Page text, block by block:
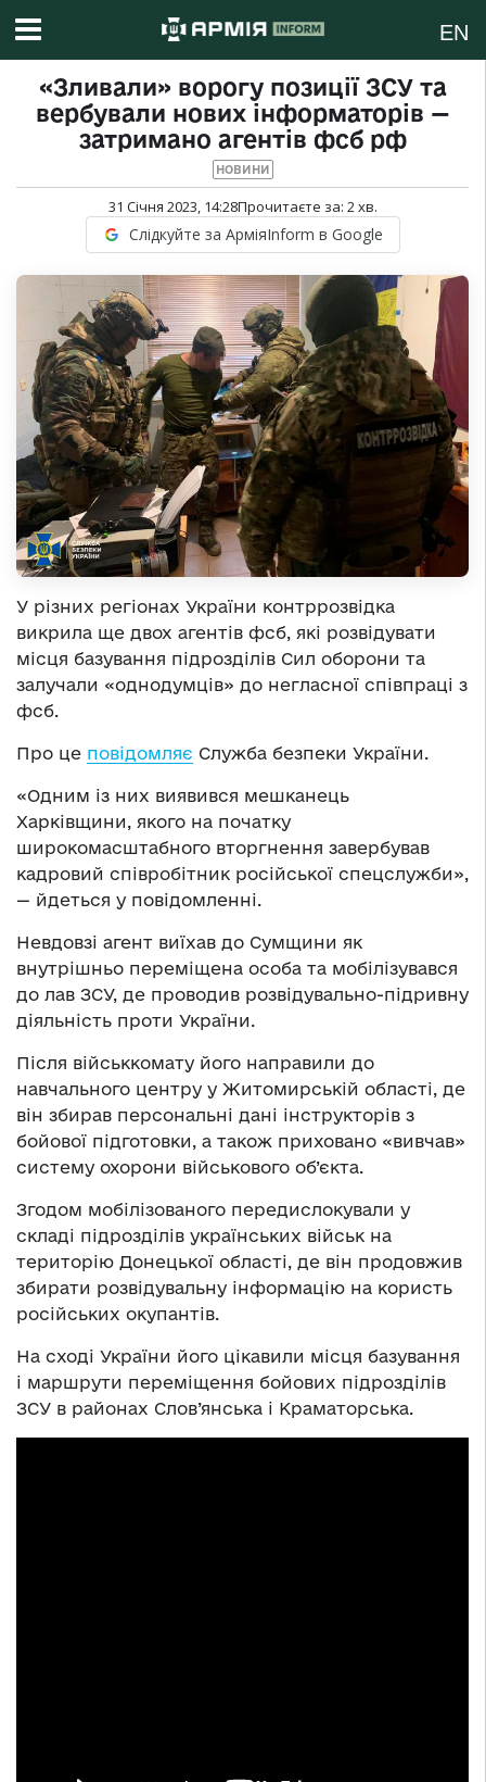
EN
«Зливали» ворогу позиції ЗСУ та
вербували нових інформаторів —
затримано агентів фсб рф
НОВИНИ
31 Січня 2023, 14:28Прочитаєте за: 2хв.
Слідкуйте за АрміяInform в Google
У різних регіонах України контррозвідка
викрила ще двох агентів фсб, які розвідувати
місця базування підрозділів Сил оборони та
залучали «однодумців» до негласної співпраці з
фсб.
Про це повідомляє Служба безпеки України.
«Одним із них виявився мешканець
Харківщини, якого на початку
широкомасштабного вторгнення завербував
кадровий співробітник російської спецслужби»,
— йдеться у повідомленні.
Невдовзі агент виїхав до Сумщини як
внутрішньо переміщена особа та мобілізувався
до лав ЗСУ, де проводив розвідувально-підривну
діяльність проти України.
Після військкомату його направили до
навчального центру у Житомирській області, де
він збирав персональні дані інструкторів з
бойової підготовки, а також приховано «вивчав»
систему охорони військового об’єкта.
Згодом мобілізованого передислокували у
складі підрозділів українських військ на
територію Донецької області, де він продовжив
збирати розвідувальну інформацію на користь
російських окупантів.
На сході України його цікавили місця базування
і маршрути переміщення бойових підрозділів
ЗСУ в районах Слов’янська і Краматорська.